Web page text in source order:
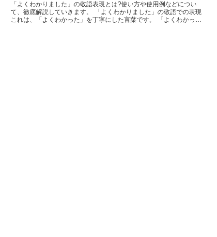
「よくわかりました」の敬語表現とは?使い方や使用例などについ
て、徹底解説していきます。 「よくわかりました」の敬語での表現
これは、「よくわかった」を丁寧にした言葉です。 「よくわかっ